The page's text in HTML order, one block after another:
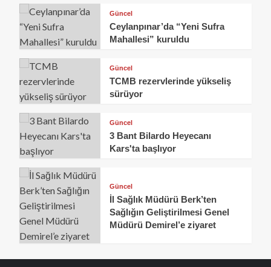
Güncel
Ceylanpınar’da “Yeni Sufra
Mahallesi” kuruldu
Güncel
TCMB rezervlerinde yükseliş
sürüyor
Güncel
3 Bant Bilardo Heyecanı
Kars'ta başlıyor
Güncel
İl Sağlık Müdürü Berk’ten
Sağlığın Geliştirilmesi Genel
Müdürü Demirel’e ziyaret